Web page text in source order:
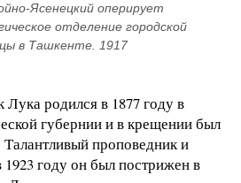
Ясенецкий оперирует
отделение городской
в Ташкенте. 1917
родился в 1877 году в
губернии и в крещении был
проповедник и
году он был пострижен в